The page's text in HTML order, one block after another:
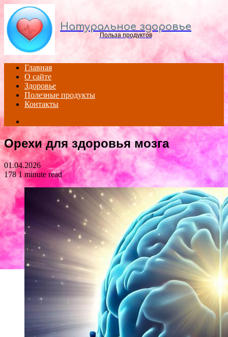
Натуральное здоровье
Польза продуктов
Главная
О сайте
Здоровье
Полезные продукты
Контакты
for
Орехи для здоровья мозга
01.04.2026
1781 minute read